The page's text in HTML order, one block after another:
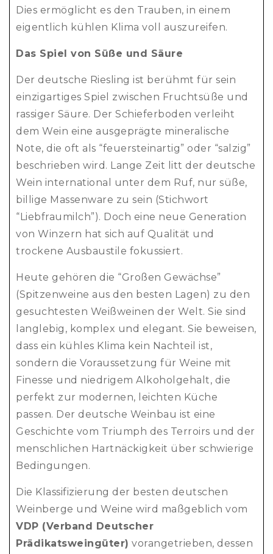
Dies ermöglicht es den Trauben, in einem
eigentlich kühlen Klima voll auszureifen.
Das Spiel von Süße und Säure
Der deutsche Riesling ist berühmt für sein
einzigartiges Spiel zwischen Fruchtsüße und
rassiger Säure. Der Schieferboden verleiht
dem Wein eine ausgeprägte mineralische
Note, die oft als “feuersteinartig” oder “salzig”
beschrieben wird. Lange Zeit litt der deutsche
Wein international unter dem Ruf, nur süße,
billige Massenware zu sein (Stichwort
“Liebfraumilch”). Doch eine neue Generation
von Winzern hat sich auf Qualität und
trockene Ausbaustile fokussiert.
Heute gehören die “Großen Gewächse”
(Spitzenweine aus den besten Lagen) zu den
gesuchtesten Weißweinen der Welt. Sie sind
langlebig, komplex und elegant. Sie beweisen,
dass ein kühles Klima kein Nachteil ist,
sondern die Voraussetzung für Weine mit
Finesse und niedrigem Alkoholgehalt, die
perfekt zur modernen, leichten Küche
passen. Der deutsche Weinbau ist eine
Geschichte vom Triumph des Terroirs und der
menschlichen Hartnäckigkeit über schwierige
Bedingungen.
Die Klassifizierung der besten deutschen
Weinberge und Weine wird maßgeblich vom
VDP (Verband Deutscher
Prädikatsweingüter) vorangetrieben, dessen